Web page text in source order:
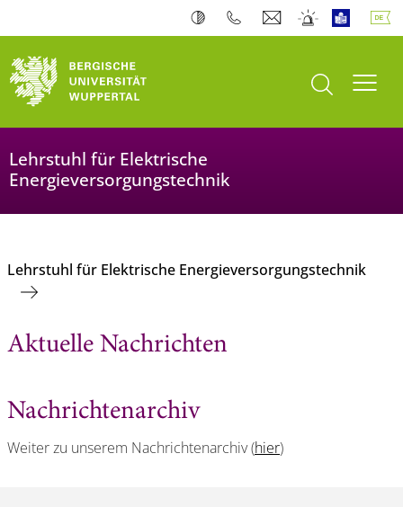
Suche öffnen
Lehrstuhl für Elektrische
Energieversorgungstechnik
Lehrstuhl für Elektrische Energieversorgungstechnik
Aktuelle Nachrichten
Nachrichtenarchiv
Weiter zu unserem Nachrichtenarchiv (hier)